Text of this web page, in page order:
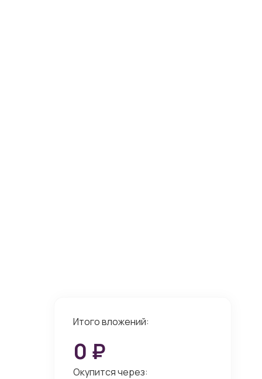
Итого вложений:
0 ₽
Окупится через: